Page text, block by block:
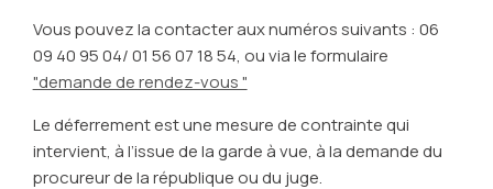
Vous pouvez la contacter aux numéros suivants : 06
09 40 95 04/ 01 56 07 18 54, ou via le formulaire
"demande de rendez-vous "
Le déferrement est une mesure de contrainte qui
intervient, à l’issue de la garde à vue, à la demande du
procureur de la république ou du juge.